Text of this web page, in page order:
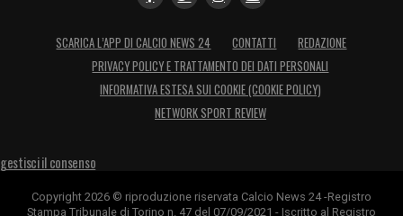
SCARICA L’APP DI CALCIO NEWS 24 CONTATTI
REDAZIONE
PRIVACY POLICY E TRATTAMENTO DEI DATI PERSONALI
INFORMATIVA ESTESA SUI COOKIE (COOKIE POLICY)
NETWORK SPORT REVIEW
gestisci il consenso
Copyright 2026 © riproduzione riservata Calcio News 24 -Registro
Stampa Tribunale di Torino n. 47 del 07/09/2021 - Iscritto al Registro